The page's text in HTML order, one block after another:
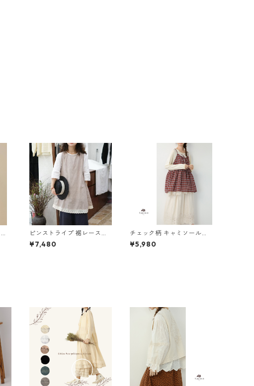
ピンストライプ 裾レースチ
ュニック 2col Y 260010
¥7,480
チェック柄 キャミソールベ
スト 4col Y 260005
¥5,980